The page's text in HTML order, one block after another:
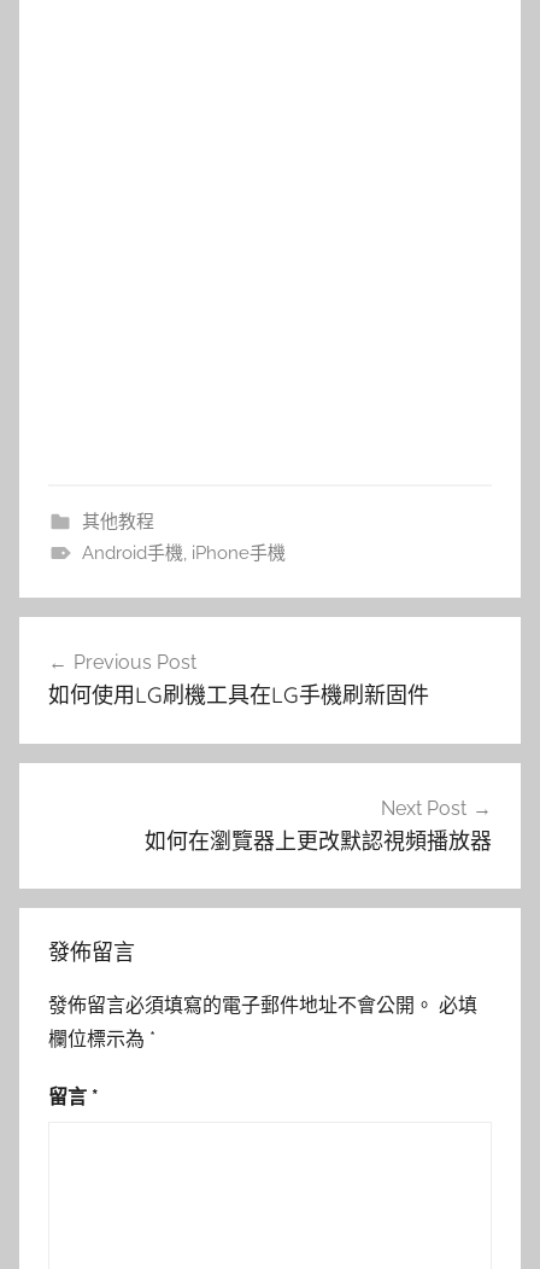
其他教程
Android手機, iPhone手機
章
覽
Previous Post
如何使用LG刷機工具在LG手機刷新固件
Next Post
如何在瀏覽器上更改默認視頻播放器
發佈留言
發佈留言必須填寫的電子郵件地址不會公開。 必填
欄位標示為 *
留言 *